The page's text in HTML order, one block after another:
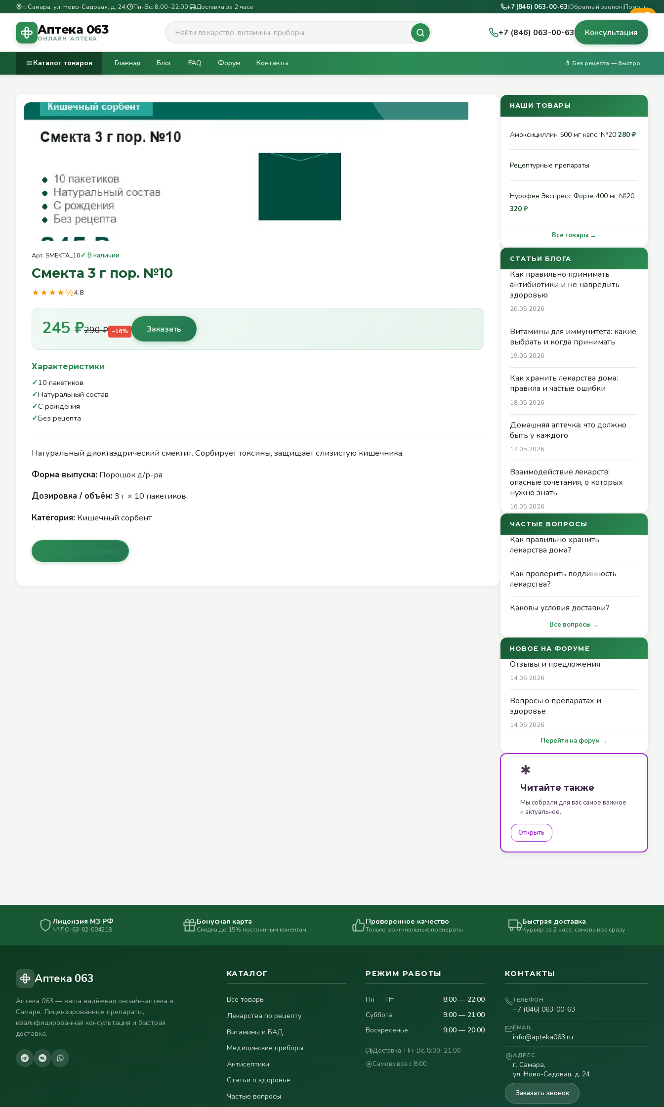
г. Самара, ул. Ново-Садовая, д. 24| Пн–Вс: 8:00–22:00| Доставка за 2 часа +7 (846) 063-00-63|Обратный звонок|Помощь
Аптека 063
ОНЛАЙН-АПТЕКА
+7 (846) 063-00-63 Консультация
Каталог товаров Главная Блог FAQ Форум Контакты 💊 Без рецепта — быстро
ХИТ
Арт. SMEKTA_10✓ В наличии
Смекта 3 г пор. №10
★★★★½4.8
245 ₽290 ₽ −16% Заказать
Характеристики
✓10 пакетиков
✓Натуральный состав
✓С рождения
✓Без рецепта
Натуральный диоктаэдрический смектит. Сорбирует токсины, защищает слизистую кишечника.
Форма выпуска: Порошок д/р-ра
Дозировка / объём: 3 г × 10 пакетиков
Категория: Кишечный сорбент
НАШИ ТОВАРЫ
Амоксициллин 500 мг капс. №20 280 ₽
Рецептурные препараты
Нурофен Экспресс Форте 400 мг №20
320 ₽
Все товары →
СТАТЬИ БЛОГА
Как правильно принимать
антибиотики и не навредить
здоровью
20.05.2026
Витамины для иммунитета: какие
выбрать и когда принимать
19.05.2026
Как хранить лекарства дома:
правила и частые ошибки
18.05.2026
Домашняя аптечка: что должно
быть у каждого
17.05.2026
Взаимодействие лекарств:
опасные сочетания, о которых
нужно знать
16.05.2026
ЧАСТЫЕ ВОПРОСЫ
Как правильно хранить
лекарства дома?
Как проверить подлинность
лекарства?
Каковы условия доставки?
Все вопросы →
НОВОЕ НА ФОРУМЕ
Отзывы и предложения
14.05.2026
Вопросы о препаратах и
здоровье
14.05.2026
Перейти на форум →
✱
Читайте также
Мы собрали для вас самое важное
и актуальное.
Открыть
Лицензия МЗ РФ
№ ЛО-63-02-004218
Бонусная карта
Скидка до 15% постоянным клиентам
Проверенное качество
Только оригинальные препараты
Быстрая доставка
Курьер за 2 часа, самовывоз сразу
Аптека 063
Аптека 063 — ваша надёжная онлайн-аптека в
Самаре. Лицензированные препараты,
квалифицированная консультация и быстрая
доставка.
КАТАЛОГ
Все товары
Лекарства по рецепту
Витамины и БАД
Медицинские приборы
Антисептики
Статьи о здоровье
Частые вопросы
РЕЖИМ РАБОТЫ
Пн — Пт
8:00 — 22:00
Суббота
9:00 — 21:00
Воскресенье
9:00 — 20:00
Доставка: Пн–Вс, 8:00–21:00
Самовывоз с 8:00
КОНТАКТЫ
ТЕЛЕФОН
+7 (846) 063-00-63
EMAIL
info@apteka063.ru
АДРЕС
г. Самара,
ул. Ново-Садовая, д. 24
Заказать звонок